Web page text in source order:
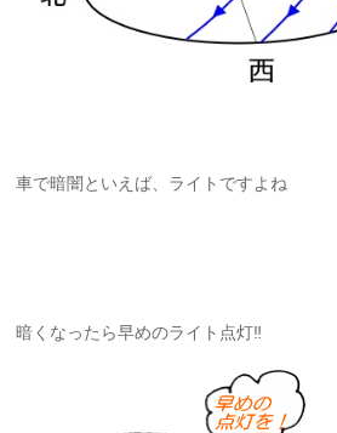
車で暗闇といえば、ライトですよね
暗くなったら早めのライト点灯‼️